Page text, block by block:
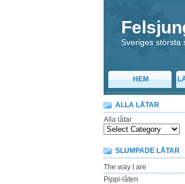
Sveriges största
HEM
ALLA LÅTAR
Alla låtar
SLUMPADE LÅTAR
The way I are
Pippi-låten